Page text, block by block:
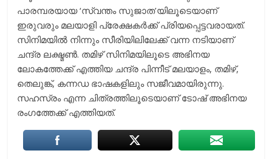
പാരമ്പരയായ ‘സ്വന്തം സുജാത’യിലൂടെയാണ്
ഇരുവരും മലയാളി പ്രേക്ഷകർക്ക് പ്രിയപ്പെട്ടവരായത്.
സിനിമയില്‍ നിന്നും സീരിയിലിലേക്ക് വന്ന നടിയാണ്
ചന്ദ്ര ലക്ഷ്മൺ. തമിഴ് സിനിമയിലൂടെ അഭിനയ
ലോകത്തേക്ക് എത്തിയ ചന്ദ്ര പിന്നീട് മലയാളം, തമിഴ്,
തെലുങ്ക്, കന്നഡ ഭാഷകളിലും സജീവമായിരുന്നു.
സഹസ്രം എന്ന ചിത്രത്തിലൂടെയാണ് ടോഷ് അഭിനയ
രംഗത്തേക്ക് എത്തിയത്.